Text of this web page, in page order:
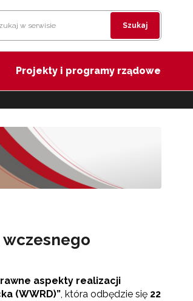
Szukaj
Projekty i programy rządowe
aspekty realizacji
(WWRD)”, która odbędzie się 22